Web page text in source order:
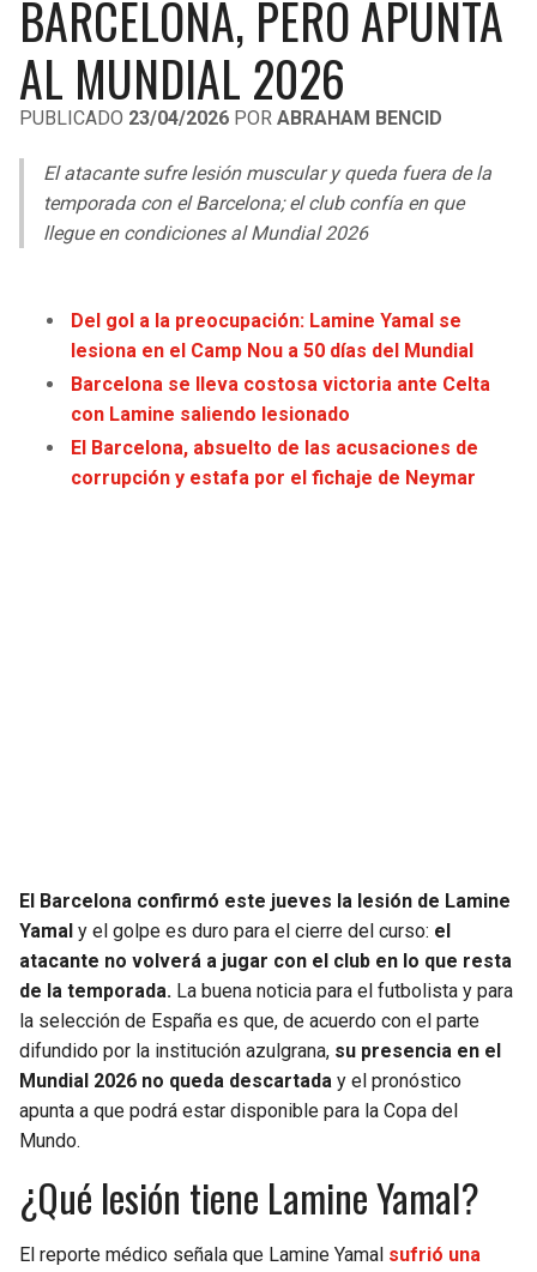
LIGA DE EXPANSIÓN MX
LEAGUES CUP
UEFA EUROPA LEAGUE
UEFA CONFERENCE LEAGUE
MLS
COPA LIBERTADORES
COPA SUDAMERICANA
OTRAS LIGAS
RAIDERS
CHARGERS
RAVENS
BENGALS
CARDINALS
RAMS
49ERS
SEAHAWKS
BEARS
CAVALIERS
PISTONS
PACERS
BUCKS
MAVERICKS
ROCKETS
GRIZZLIES
PELICANS
SPURS
BARCELONA, PERO APUNTA
AL MUNDIAL 2026
PUBLICADO 23/04/2026 POR ABRAHAM BENCID
El atacante sufre lesión muscular y queda fuera de la
temporada con el Barcelona; el club confía en que
llegue en condiciones al Mundial 2026
Del gol a la preocupación: Lamine Yamal se
lesiona en el Camp Nou a 50 días del Mundial
Barcelona se lleva costosa victoria ante Celta
con Lamine saliendo lesionado
El Barcelona, absuelto de las acusaciones de
corrupción y estafa por el fichaje de Neymar
El Barcelona confirmó este jueves la lesión de Lamine
Yamal y el golpe es duro para el cierre del curso: el
atacante no volverá a jugar con el club en lo que resta
de la temporada. La buena noticia para el futbolista y para
la selección de España es que, de acuerdo con el parte
difundido por la institución azulgrana, su presencia en el
Mundial 2026 no queda descartada y el pronóstico
apunta a que podrá estar disponible para la Copa del
Mundo.
¿Qué lesión tiene Lamine Yamal?
El reporte médico señala que Lamine Yamal sufrió una